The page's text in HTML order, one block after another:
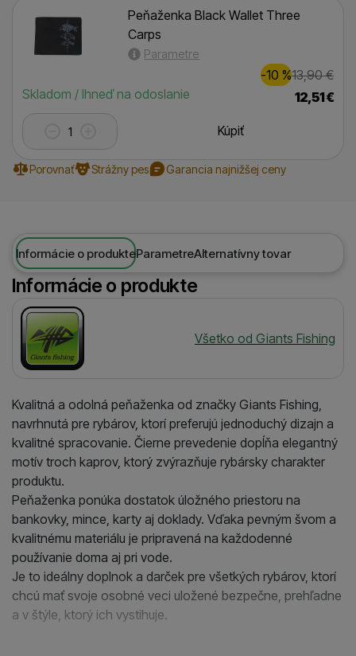
Dostupnosť
Skladom / Ihneď na odoslanie
Peňaženka Black Wallet Three
Carps
Parametre
13,90€
Zľava
1,00€
(
-10 %
)
12,51€
Kúpiť
Porovnať Strážny pes Garancia najnižšej ceny
Informácie o produkteParametreAlternatívny tovar
Informácie o produkte
Výrobca
Všetko od Giants Fishing
Kvalitná a odolná peňaženka od značky Giants Fishing,
navrhnutá pre rybárov, ktorí preferujú jednoduchý dizajn a
kvalitné spracovanie. Čierne prevedenie dopĺňa elegantný
motív troch kaprov, ktorý zvýrazňuje rybársky charakter
produktu.
Peňaženka ponúka dostatok úložného priestoru na
bankovky, mince, karty aj doklady. Vďaka pevným švom a
kvalitnému materiálu je pripravená na každodenné
používanie doma aj pri vode.
Je to ideálny doplnok a darček pre všetkých rybárov, ktorí
chcú mať svoje osobné veci uložené bezpečne, prehľadne
a v štýle, ktorý ich vystihuje.